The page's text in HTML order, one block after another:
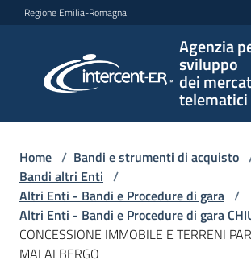
Vai al contenuto
Vai alla navigazione
Vai al footer
Regione Emilia-Romagna
Agenzia
sviluppo
dei
telematici
per lo
sviluppo
telematici
L'Agenzia
Home / Bandi e strumenti di acquisto
Bandi altri Enti /
Altri Enti - Bandi e Procedure di gara /
Altri Enti - Bandi e Procedure di gara
CONCESSIONE IMMOBILE E TERRENI
MALALBERGO